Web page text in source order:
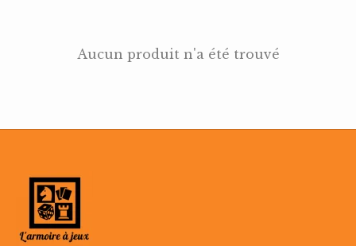
Aucun produit n'a été trouvé